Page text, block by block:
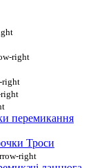
перемикання
Троси